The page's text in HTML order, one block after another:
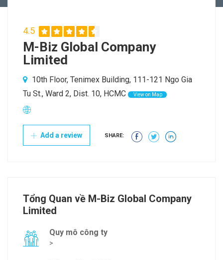
4.5
M-Biz Global Company
Limited
10th Floor, Tenimex Building, 111-121 Ngo Gia
Tu St., Ward 2, Dist. 10, HCMC
View on Map
Add a review SHARE:
Tổng Quan về M-Biz Global Company
Limited
Quy mô công ty
>